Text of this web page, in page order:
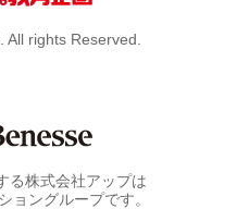
All rights Reserved.
る株式会社アップは
ョングループです。